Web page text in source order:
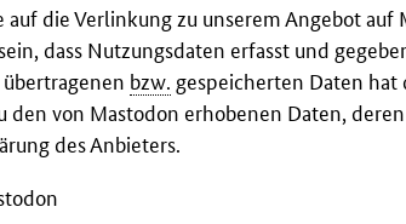
auf die Verlinkung zu unserem Angebot
dass Nutzungsdaten erfasst und
bzw. gespeicherten Daten
von Mastodon erhobenen Daten,
des Anbieters.